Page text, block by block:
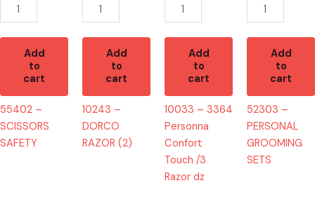
Add
to
cart
55402 –
SCISSORS
SAFETY
Add
to
cart
10243 –
DORCO
RAZOR (2)
quantity
Add
to
cart
10033 – 3364
Personna
Confort
Touch /3
Razor dz
Add
to
cart
52303 –
PERSONAL
GROOMING
SETS